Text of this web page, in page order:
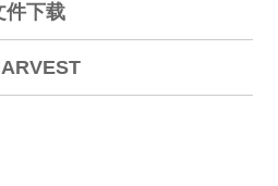
件下载